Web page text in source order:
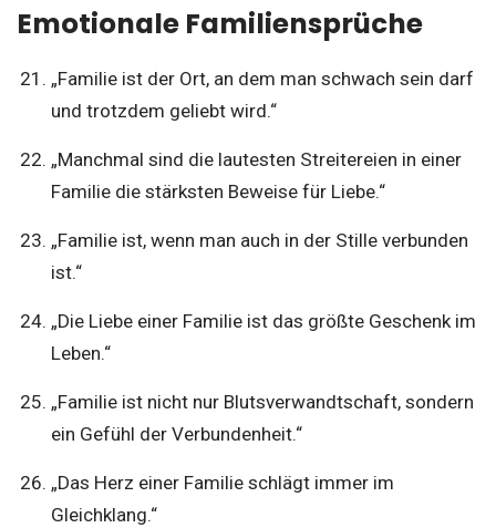
Emotionale Familiensprüche
„Familie ist der Ort, an dem man schwach sein darf
und trotzdem geliebt wird.“
„Manchmal sind die lautesten Streitereien in einer
Familie die stärksten Beweise für Liebe.“
„Familie ist, wenn man auch in der Stille verbunden
ist.“
„Die Liebe einer Familie ist das größte Geschenk im
Leben.“
„Familie ist nicht nur Blutsverwandtschaft, sondern
ein Gefühl der Verbundenheit.“
„Das Herz einer Familie schlägt immer im
Gleichklang.“